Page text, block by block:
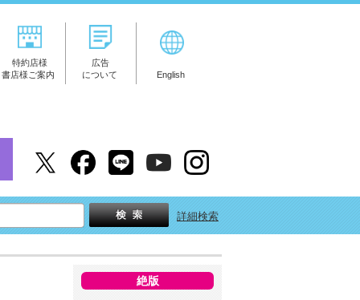
特約店様
書店様ご案内
広告
について
English
詳細検索
絶版